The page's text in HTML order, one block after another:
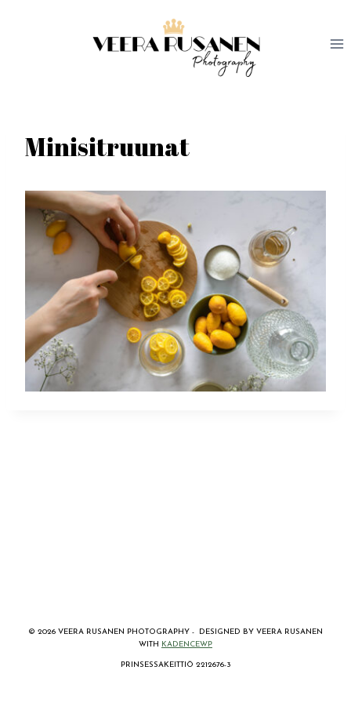
Minisitruunat
© 2026 VEERA RUSANEN PHOTOGRAPHY - DESIGNED BY VEERA RUSANEN
WITH
KADENCEWP
PRINSESSAKEITTIÖ 2212676-3